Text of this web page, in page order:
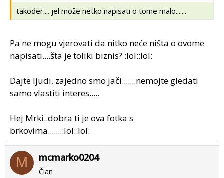
također.... jel može netko napisati o tome malo.......
Pa ne mogu vjerovati da nitko neće ništa o ovome
napisati....šta je toliki biznis? :lol::lol:
Dajte ljudi, zajedno smo jači.......nemojte gledati
samo vlastiti interes.....
Hej Mrki..dobra ti je ova fotka s
brkovima.......:lol::lol:
M mcmarko0204
Član